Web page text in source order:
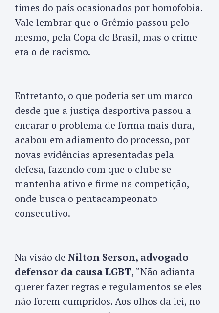
times do país ocasionados por homofobia.
Vale lembrar que o Grêmio passou pelo
mesmo, pela Copa do Brasil, mas o crime
era o de racismo.
Entretanto, o que poderia ser um marco
desde que a justiça desportiva passou a
encarar o problema de forma mais dura,
acabou em adiamento do processo, por
novas evidências apresentadas pela
defesa, fazendo com que o clube se
mantenha ativo e firme na competição,
onde busca o pentacampeonato
consecutivo.
Na visão de Nilton Serson, advogado
defensor da causa LGBT, “Não adianta
querer fazer regras e regulamentos se eles
não forem cumpridos. Aos olhos da lei, no